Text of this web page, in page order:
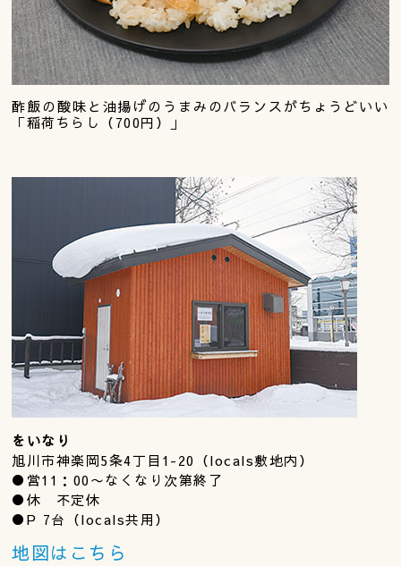
酢飯の酸味と油揚げのうまみのバランスがちょうどいい
「稲荷ちらし（700円）」
をいなり
旭川市神楽岡5条4丁目1-20（locals敷地内）
●営11：00〜なくなり次第終了
●休 不定休
●P 7台（locals共用）
地図はこちら